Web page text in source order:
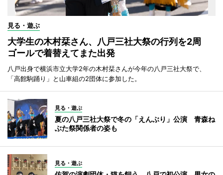
見る・遊ぶ
大学生の木村栞さん、八戸三社大祭の行列を2周
ゴールで着替えてまた出発
八戸出身で横浜市立大学2年の木村栞さんが今年の八戸三社大祭で、
「高館駒踊り」と山車組の2団体に参加した。
見る・遊ぶ
夏の八戸三社大祭で冬の「えんぶり」公演 青森ね
ぶた祭関係者の姿も
見る・遊ぶ